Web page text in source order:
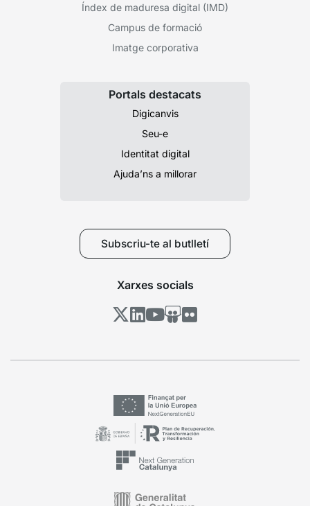
Índex de maduresa digital (IMD)
Campus de formació
Imatge corporativa
Portals destacats
Digicanvis
Seu-e
Identitat digital
Ajuda’ns a millorar
Subscriu-te al butlletí
Xarxes socials